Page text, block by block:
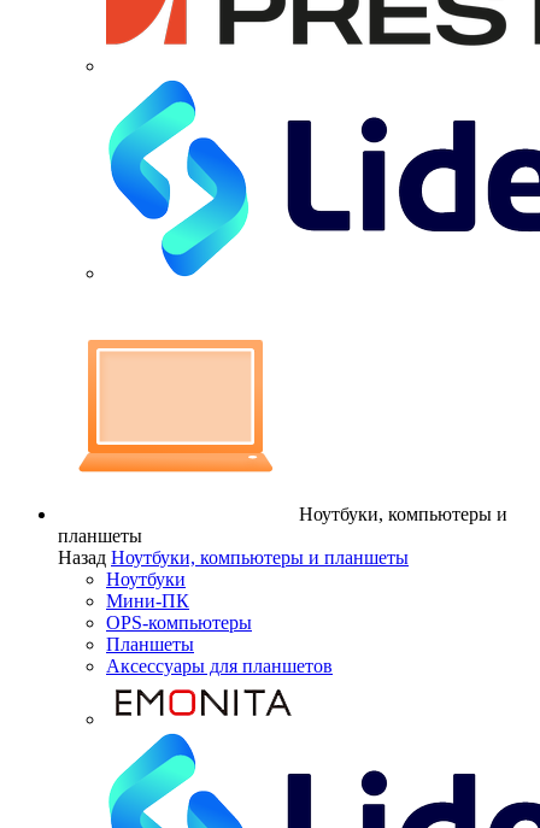
Ноутбуки, компьютеры и
планшеты
Назад Ноутбуки, компьютеры и планшеты
Ноутбуки
Мини-ПК
OPS-компьютеры
Планшеты
Аксессуары для планшетов